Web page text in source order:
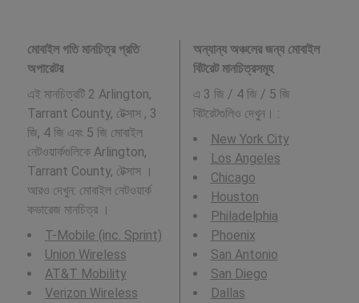
মোবাইল গতি মানচিত্র প্রতি
অপারেটর
এই মানচিত্রটি 2 Arlington,
Tarrant County, টেক্সাস , 3
জি, 4 জি এবং 5 জি মোবাইল
নেটওয়ার্কগুলিকে Arlington,
Tarrant County, টেক্সাস ।
আরও দেখুন: মোবাইল নেটওয়ার্ক
কভারেজ মানচিত্র ।
T-Mobile (inc. Sprint)
Union Wireless
AT&T Mobility
Verizon Wireless
অন্যান্য অঞ্চলের জন্য মোবাইল
বিটরেট মানচিত্রসমূহ
এ 3 জি / 4 জি / 5 জি
বিটরেটগুলিও দেখুন। :
New York City
Los Angeles
Chicago
Houston
Philadelphia
Phoenix
San Antonio
San Diego
Dallas